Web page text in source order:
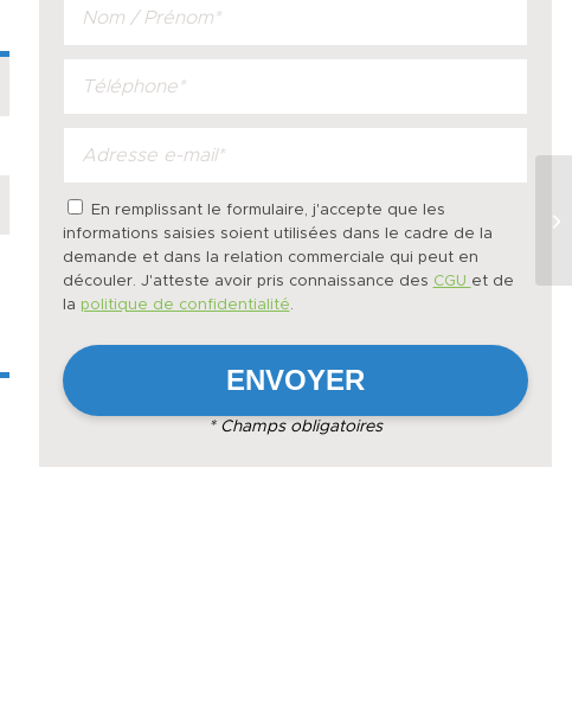
En remplissant le formulaire, j'accepte que les
informations saisies soient utilisées dans le cadre de la
demande et dans la relation commerciale qui peut en
découler. J'atteste avoir pris connaissance des CGU et de
la politique de confidentialité.
* Champs obligatoires